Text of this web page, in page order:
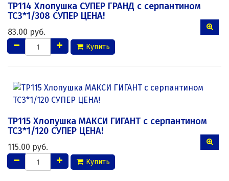
ТР114 Хлопушка СУПЕР ГРАНД с серпантином
ТСЗ*1/308 СУПЕР ЦЕНА!
83.00 руб.
Купить
ТР115 Хлопушка МАКСИ ГИГАНТ с серпантином
ТСЗ*1/120 СУПЕР ЦЕНА!
115.00 руб.
Купить